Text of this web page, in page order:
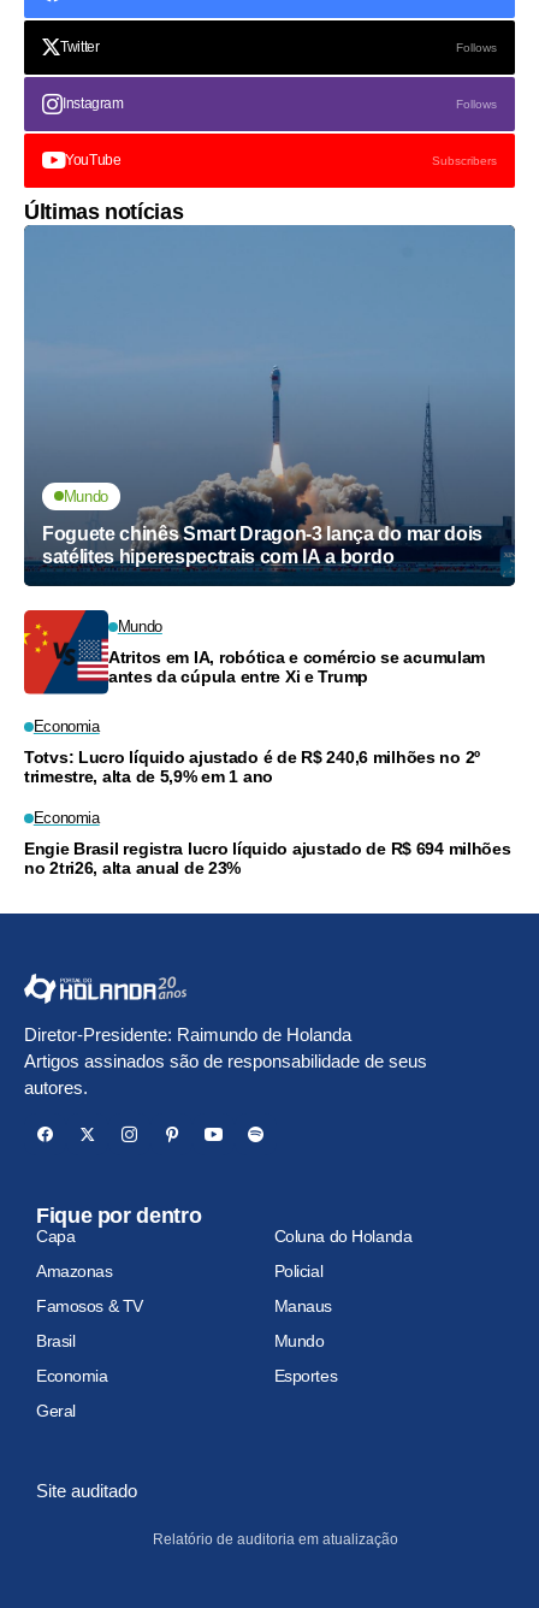
Twitter Follows
Instagram Follows
YouTube Subscribers
Últimas notícias
Mundo
Foguete chinês Smart Dragon-3 lança do mar dois
satélites hiperespectrais com IA a bordo
Mundo
Atritos em IA, robótica e comércio se acumulam
antes da cúpula entre Xi e Trump
Economia
Totvs: Lucro líquido ajustado é de R$ 240,6 milhões no 2º
trimestre, alta de 5,9% em 1 ano
Economia
Engie Brasil registra lucro líquido ajustado de R$ 694 milhões
no 2tri26, alta anual de 23%
Diretor-Presidente: Raimundo de Holanda
Artigos assinados são de responsabilidade de seus
autores.
Fique por dentro
Capa
Coluna do Holanda
Amazonas
Policial
Famosos & TV
Manaus
Brasil
Mundo
Economia
Esportes
Geral
Site auditado
Relatório de auditoria em atualização